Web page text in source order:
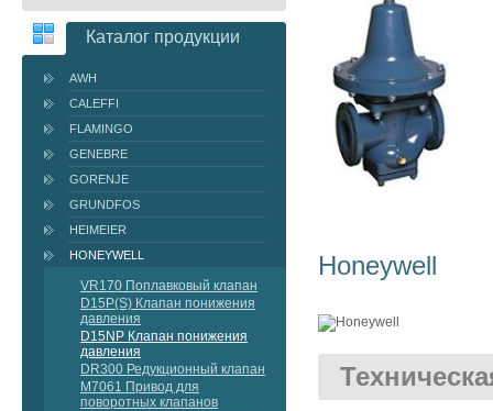
Каталог продукции
AWH
CALEFFI
FLAMINGO
GENEBRE
GORENJE
GRUNDFOS
HEIMEIER
HONEYWELL
VR170 Поплавковый клапан
D15P(S) Клапан понижения
давления
D15NP Клапан понижения
давления
DR300 Редукционный клапан
M7061 Привод для
поворотных клапанов
Honeywell